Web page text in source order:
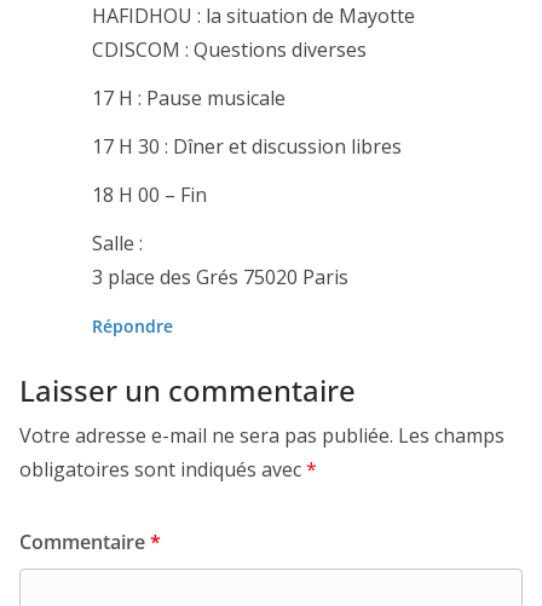
HAFIDHOU : la situation de Mayotte
CDISCOM : Questions diverses
17 H : Pause musicale
17 H 30 : Dîner et discussion libres
18 H 00 – Fin
Salle :
3 place des Grés 75020 Paris
Répondre
Laisser un commentaire
Votre adresse e-mail ne sera pas publiée. Les champs
obligatoires sont indiqués avec*
Commentaire*